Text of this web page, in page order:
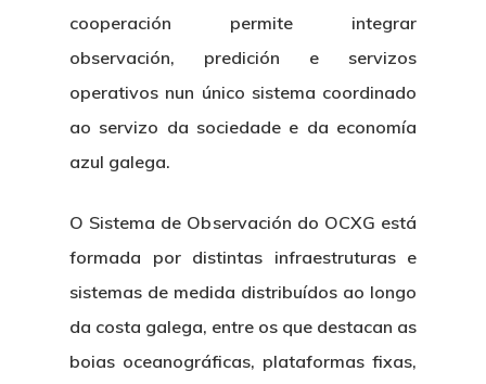
cooperación permite integrar
observación, predición e servizos
operativos nun único sistema coordinado
ao servizo da sociedade e da economía
azul galega.
O Sistema de Observación do OCXG está
formada por distintas infraestruturas e
sistemas de medida distribuídos ao longo
da costa galega, entre os que destacan as
boias oceanográficas, plataformas fixas,